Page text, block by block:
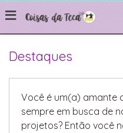
Destaques
Você é um(a) amante
sempre em busca de
projetos? Então você